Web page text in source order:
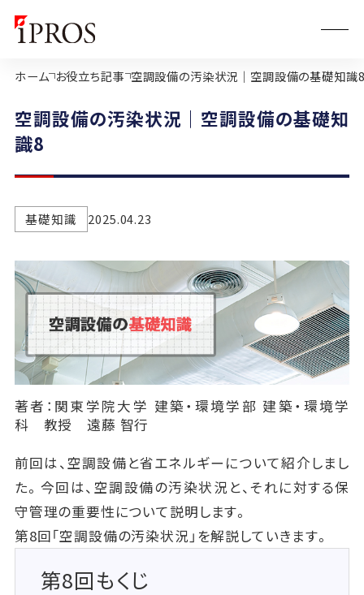
ホーム お役立ち記事 空調設備の汚染状況｜空調設備の基礎知識
空調設備の汚染状況｜空調設備の基礎知
識8
基礎知識 2025.04.23
著者：関東学院大学 建築・環境学部 建築・環境学
科 教授 遠藤 智行
前回は、空調設備と省エネルギーについて紹介しまし
た。今回は、空調設備の汚染状況と、それに対する保
守管理の重要性について説明します。
第8回「空調設備の汚染状況」を解説していきます。
第8回もくじ